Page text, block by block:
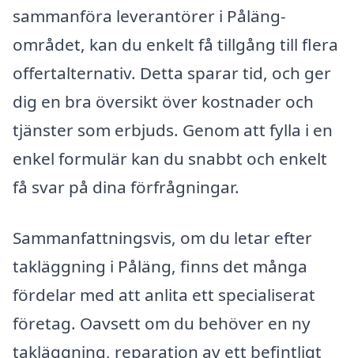
sammanföra leverantörer i Påläng-
området, kan du enkelt få tillgång till flera
offertalternativ. Detta sparar tid, och ger
dig en bra översikt över kostnader och
tjänster som erbjuds. Genom att fylla i en
enkel formulär kan du snabbt och enkelt
få svar på dina förfrågningar.
Sammanfattningsvis, om du letar efter
takläggning i Påläng, finns det många
fördelar med att anlita ett specialiserat
företag. Oavsett om du behöver en ny
takläggning, reparation av ett befintligt